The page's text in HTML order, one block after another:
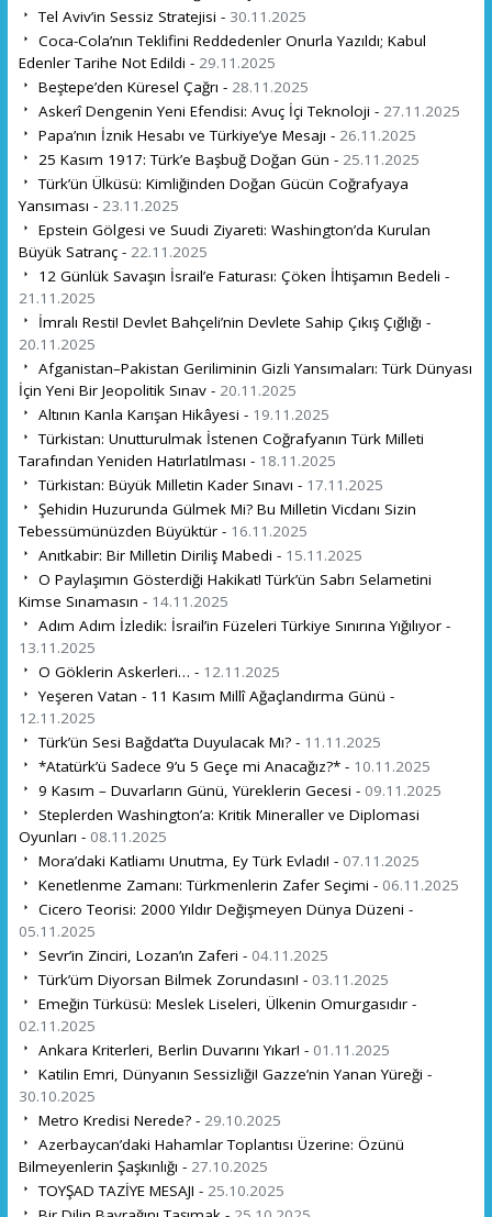
Tel Aviv’in Sessiz Stratejisi - 30.11.2025
Coca-Cola’nın Teklifini Reddedenler Onurla Yazıldı; Kabul
Edenler Tarihe Not Edildi - 29.11.2025
Beştepe’den Küresel Çağrı - 28.11.2025
Askerî Dengenin Yeni Efendisi: Avuç İçi Teknoloji - 27.11.2025
Papa’nın İznik Hesabı ve Türkiye’ye Mesajı - 26.11.2025
25 Kasım 1917: Türk’e Başbuğ Doğan Gün - 25.11.2025
Türk’ün Ülküsü: Kimliğinden Doğan Gücün Coğrafyaya
Yansıması - 23.11.2025
Epstein Gölgesi ve Suudi Ziyareti: Washington’da Kurulan
Büyük Satranç - 22.11.2025
12 Günlük Savaşın İsrail’e Faturası: Çöken İhtişamın Bedeli -
21.11.2025
İmralı Resti! Devlet Bahçeli’nin Devlete Sahip Çıkış Çığlığı -
20.11.2025
Afganistan–Pakistan Geriliminin Gizli Yansımaları: Türk Dünyası
İçin Yeni Bir Jeopolitik Sınav - 20.11.2025
Altının Kanla Karışan Hikâyesi - 19.11.2025
Türkistan: Unutturulmak İstenen Coğrafyanın Türk Milleti
Tarafından Yeniden Hatırlatılması - 18.11.2025
Türkistan: Büyük Milletin Kader Sınavı - 17.11.2025
Şehidin Huzurunda Gülmek Mi? Bu Milletin Vicdanı Sizin
Tebessümünüzden Büyüktür - 16.11.2025
Anıtkabir: Bir Milletin Diriliş Mabedi - 15.11.2025
O Paylaşımın Gösterdiği Hakikat! Türk’ün Sabrı Selametini
Kimse Sınamasın - 14.11.2025
Adım Adım İzledik: İsrail’in Füzeleri Türkiye Sınırına Yığılıyor -
13.11.2025
O Göklerin Askerleri… - 12.11.2025
Yeşeren Vatan - 11 Kasım Millî Ağaçlandırma Günü -
12.11.2025
Türk’ün Sesi Bağdat’ta Duyulacak Mı? - 11.11.2025
*Atatürk’ü Sadece 9’u 5 Geçe mi Anacağız?* - 10.11.2025
9 Kasım – Duvarların Günü, Yüreklerin Gecesi - 09.11.2025
Steplerden Washington’a: Kritik Mineraller ve Diplomasi
Oyunları - 08.11.2025
Mora’daki Katliamı Unutma, Ey Türk Evladı! - 07.11.2025
Kenetlenme Zamanı: Türkmenlerin Zafer Seçimi - 06.11.2025
Cicero Teorisi: 2000 Yıldır Değişmeyen Dünya Düzeni -
05.11.2025
Sevr’in Zinciri, Lozan’ın Zaferi - 04.11.2025
Türk’üm Diyorsan Bilmek Zorundasın! - 03.11.2025
Emeğin Türküsü: Meslek Liseleri, Ülkenin Omurgasıdır -
02.11.2025
Ankara Kriterleri, Berlin Duvarını Yıkar! - 01.11.2025
Katilin Emri, Dünyanın Sessizliği! Gazze’nin Yanan Yüreği -
30.10.2025
Metro Kredisi Nerede? - 29.10.2025
Azerbaycan’daki Hahamlar Toplantısı Üzerine: Özünü
Bilmeyenlerin Şaşkınlığı - 27.10.2025
TOYŞAD TAZİYE MESAJI - 25.10.2025